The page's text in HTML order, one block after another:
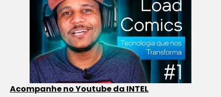
Acompanhe no Youtube da INTEL